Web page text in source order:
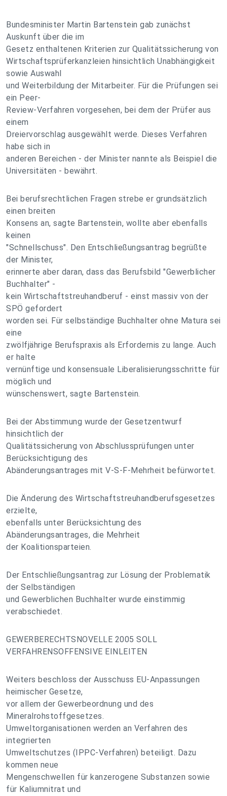
Bundesminister Martin Bartenstein gab zunächst
Auskunft über die im
Gesetz enthaltenen Kriterien zur Qualitätssicherung von
Wirtschaftsprüferkanzleien hinsichtlich Unabhängigkeit
sowie Auswahl
und Weiterbildung der Mitarbeiter. Für die Prüfungen sei
ein Peer-
Review-Verfahren vorgesehen, bei dem der Prüfer aus
einem
Dreiervorschlag ausgewählt werde. Dieses Verfahren
habe sich in
anderen Bereichen - der Minister nannte als Beispiel die
Universitäten - bewährt.
Bei berufsrechtlichen Fragen strebe er grundsätzlich
einen breiten
Konsens an, sagte Bartenstein, wollte aber ebenfalls
keinen
"Schnellschuss". Den Entschließungsantrag begrüßte
der Minister,
erinnerte aber daran, dass das Berufsbild "Gewerblicher
Buchhalter" -
kein Wirtschaftstreuhandberuf - einst massiv von der
SPÖ gefordert
worden sei. Für selbständige Buchhalter ohne Matura sei
eine
zwölfjährige Berufspraxis als Erfordernis zu lange. Auch
er halte
vernünftige und konsensuale Liberalisierungsschritte für
möglich und
wünschenswert, sagte Bartenstein.
Bei der Abstimmung wurde der Gesetzentwurf
hinsichtlich der
Qualitätssicherung von Abschlussprüfungen unter
Berücksichtigung des
Abänderungsantrages mit V-S-F-Mehrheit befürwortet.
Die Änderung des Wirtschaftstreuhandberufsgesetzes
erzielte,
ebenfalls unter Berücksichtung des
Abänderungsantrages, die Mehrheit
der Koalitionsparteien.
Der Entschließungsantrag zur Lösung der Problematik
der Selbständigen
und Gewerblichen Buchhalter wurde einstimmig
verabschiedet.
GEWERBERECHTSNOVELLE 2005 SOLL
VERFAHRENSOFFENSIVE EINLEITEN
Weiters beschloss der Ausschuss EU-Anpassungen
heimischer Gesetze,
vor allem der Gewerbeordnung und des
Mineralrohstoffgesetzes.
Umweltorganisationen werden an Verfahren des
integrierten
Umweltschutzes (IPPC-Verfahren) beteiligt. Dazu
kommen neue
Mengenschwellen für kanzerogene Substanzen sowie
für Kaliumnitrat und